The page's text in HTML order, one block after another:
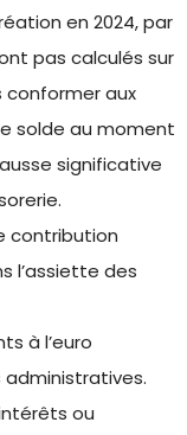
en 2024, par
pas calculés sur
conformer aux
solde au moment
significative
contribution
l’assiette des
à l’euro
ou